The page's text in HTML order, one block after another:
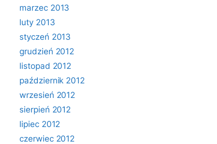
marzec 2013
luty 2013
styczeń 2013
grudzień 2012
listopad 2012
październik 2012
wrzesień 2012
sierpień 2012
lipiec 2012
czerwiec 2012